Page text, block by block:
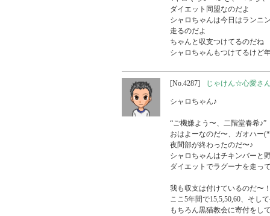
ダイエット同盟なのだよ
シャロちゃんは今日はランニ
走るのだよ
ちゃんと収支つけてるのだね
シャロちゃんもつけてるけど
[No.4287] じゃけん☆心愛さ
シャロちゃん♪
“ご機嫌よう〜、二階堂春希♪”
おはよーなのだ〜、ガオハー
夜間部が終わったのだ〜♪
シャロちゃんはチキンバーと
ダイエットでラグーナを走っ
我も収支は付けているのだ〜
ここ5年間で15,5,50,60、そし
もちろん黒猫教会に寄付をし